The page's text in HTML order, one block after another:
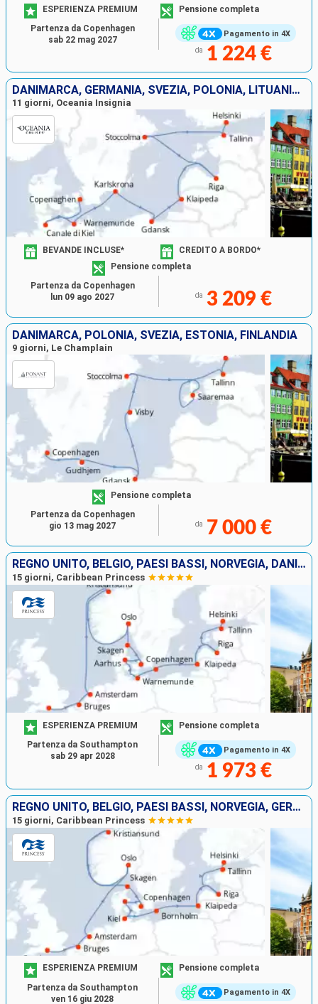
Pagamento in 4X
ESPERIENZA PREMIUM Pensione completa
da 1 224 €
Partenza da Copenhagen
sab 22 mag 2027
DANIMARCA, GERMANIA, SVEZIA, POLONIA, LITUANIA, LETTONIA, ESTONIA, FINLANDIA
11 giorni, Oceania Insignia
BEVANDE INCLUSE*
CREDITO A BORDO*
Pensione completa
da 3 209 €
Partenza da Copenhagen
lun 09 ago 2027
DANIMARCA, POLONIA, SVEZIA, ESTONIA, FINLANDIA
9 giorni, Le Champlain
Pensione completa
da 7 000 €
Partenza da Copenhagen
gio 13 mag 2027
REGNO UNITO, BELGIO, PAESI BASSI, NORVEGIA, DANIMARCA, GERMANIA, LITUANIA, LETTONIA, ESTONIA, FINLANDIA
15 giorni, Caribbean Princess
Pagamento in 4X
ESPERIENZA PREMIUM Pensione completa
da 1 973 €
Partenza da Southampton
sab 29 apr 2028
REGNO UNITO, BELGIO, PAESI BASSI, NORVEGIA, GERMANIA, DANIMARCA, LITUANIA, LETTONIA, ESTONIA, FINLANDIA
15 giorni, Caribbean Princess
Pagamento in 4X
ESPERIENZA PREMIUM Pensione completa
Partenza da Southampton
ven 16 giu 2028